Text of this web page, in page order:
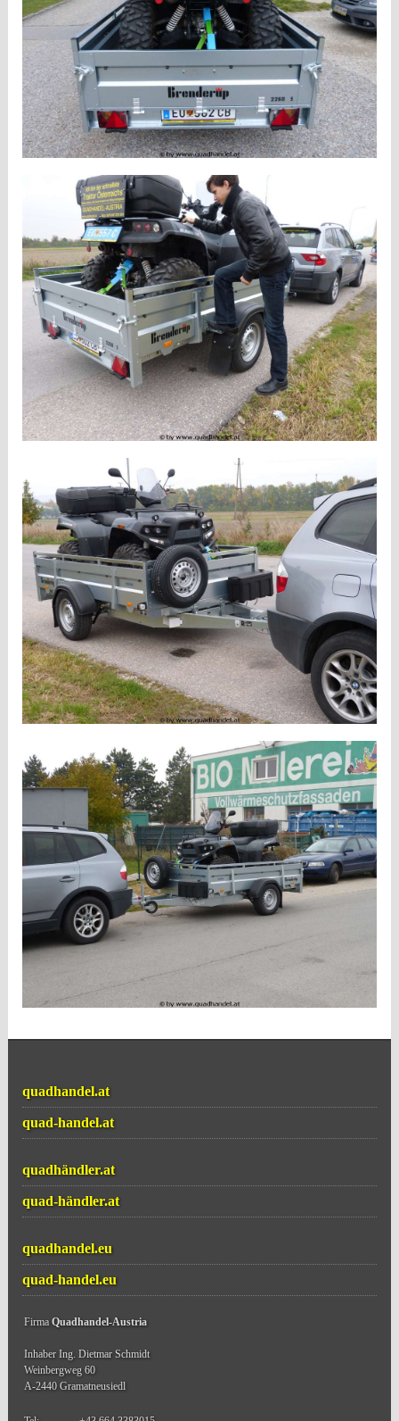
quadhandel.at
quad-handel.at
quadhändler.at
quad-händler.at
quadhandel.eu
quad-handel.eu
FirmaQuadhandel-Austria
Inhaber Ing. Dietmar Schmidt
Weinbergweg 60
A-2440 Gramatneusiedl